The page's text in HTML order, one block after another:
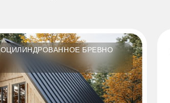
ОЦИЛИНДРОВАННОЕ БРЕВНО